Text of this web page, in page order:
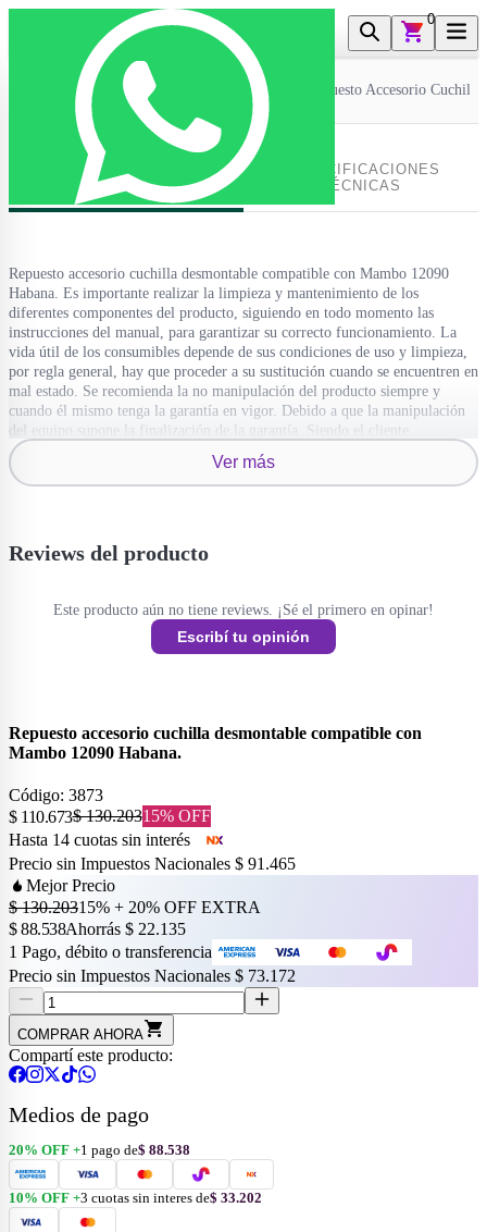
0
> Electro Y Hogar Robot De Cocina Repuesto Accesorio
DESCRIPCIÓN DEL
PRODUCTO
ESPECIFICACIONES
TÉCNICAS
Repuesto accesorio cuchilla desmontable compatible con Mambo 12090
Habana. Es importante realizar la limpieza y mantenimiento de los
diferentes componentes del producto, siguiendo en todo momento las
instrucciones del manual, para garantizar su correcto funcionamiento. La
vida útil de los consumibles depende de sus condiciones de uso y limpieza,
por regla general, hay que proceder a su sustitución cuando se encuentren en
mal estado. Se recomienda la no manipulación del producto siempre y
cuando él mismo tenga la garantía en vigor. Debido a que la manipulación
del equipo supone la finalización de la garantía. Siendo el cliente
responsable de la reparación y de los daños o averías que la incorrecta
manipulación del equipo pueda suponer. Repuesto compatible con modelos:
Mambo 12090 Habana. Contenido: 1 accesorio cuchilla. ----------
Ver más
Reviews del producto
Este producto aún no tiene reviews. ¡Sé el primero en opinar!
Escribí tu opinión
Repuesto accesorio cuchilla desmontable compatible con
Mambo 12090 Habana.
Código: 3873
$ 110.673$ 130.20315% OFF
Hasta 14 cuotas sin interés
Precio sin Impuestos Nacionales $ 91.465
Mejor Precio
$ 130.20315% + 20% OFF EXTRA
$ 88.538Ahorrás $ 22.135
1 Pago, débito o transferencia
Precio sin Impuestos Nacionales $ 73.172
COMPRAR AHORA
Compartí este producto:
Medios de pago
20% OFF +1 pago de$ 88.538
10% OFF +3 cuotas sin interes de$ 33.202